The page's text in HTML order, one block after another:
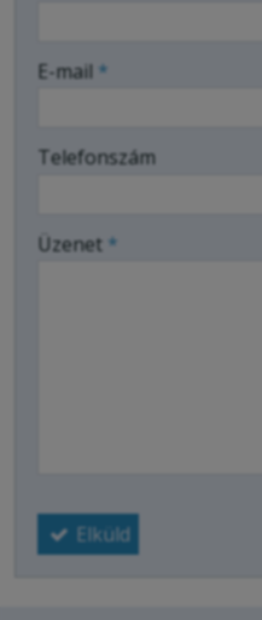
-
-
E-mail *
Telefonszám
Üzenet *
Elküld